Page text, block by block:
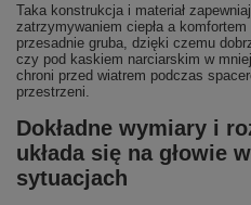
Taka konstrukcja i materiał
zatrzymywaniem ciepła a
przesadnie gruba, dzięki czemu
czy pod kaskiem narciarskim w
chroni przed wiatrem podczas
przestrzeni.
Dokładne wymiary i
układa się na głowie
sytuacjach